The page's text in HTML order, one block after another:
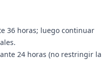
36 horas; luego continuar
24 horas (no restringir la